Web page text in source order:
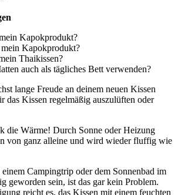
Kapokprodukt?
Kapokprodukt?
Thaikissen?
auch als tägliches Bett verwenden?
lange Freude an deinem neuen Kissen
das Kissen regelmäßig auszulüften oder
die Wärme! Durch Sonne oder Heizung
von ganz alleine und wird wieder fluffig wie
Campingtrip oder dem Sonnenbad im
geworden sein, ist das gar kein Problem.
reicht es, das Kissen mit einem feuchten